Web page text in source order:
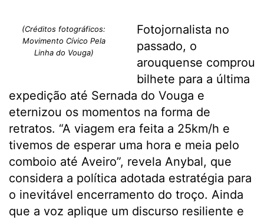
(Créditos fotográficos:
Movimento Cívico Pela
Linha do Vouga)
Fotojornalista no
passado, o
arouquense comprou
bilhete para a última
expedição até Sernada do Vouga e
eternizou os momentos na forma de
retratos. “A viagem era feita a 25km/h e
tivemos de esperar uma hora e meia pelo
comboio até Aveiro”, revela Anybal, que
considera a política adotada estratégia para
o inevitável encerramento do troço. Ainda
que a voz aplique um discurso resiliente e